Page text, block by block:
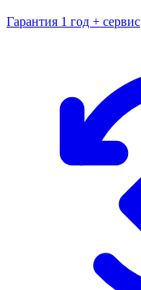
Гарантия 1 год + сервис